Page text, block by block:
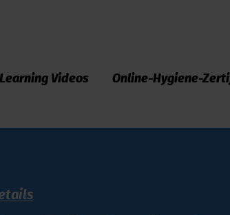
Videos Online-Hygiene-